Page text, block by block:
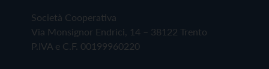
Società Cooperativa
Via Monsignor Endrici, 14 – 38122 Trento
P.IVA e C.F. 00199960220